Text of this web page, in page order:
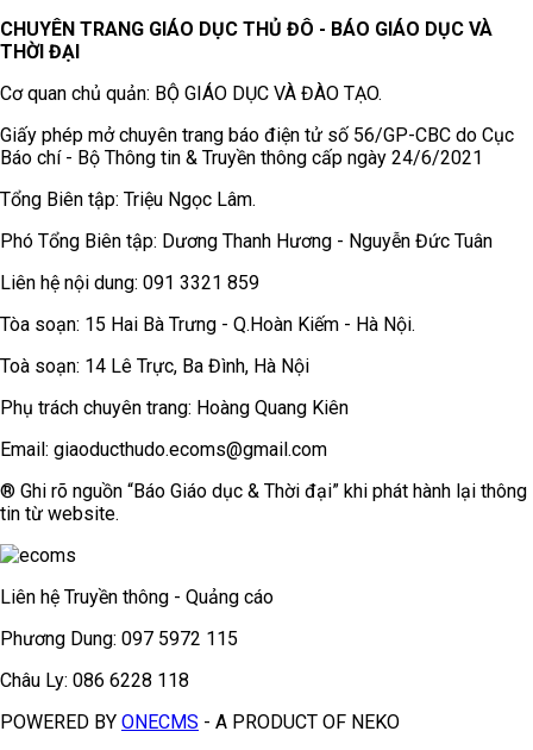
CHUYÊN TRANG GIÁO DỤC THỦ ĐÔ - BÁO GIÁO DỤC VÀ
THỜI ĐẠI
Cơ quan chủ quản: BỘ GIÁO DỤC VÀ ĐÀO TẠO.
Giấy phép mở chuyên trang báo điện tử số 56/GP-CBC do Cục
Báo chí - Bộ Thông tin & Truyền thông cấp ngày 24/6/2021
Tổng Biên tập: Triệu Ngọc Lâm.
Phó Tổng Biên tập: Dương Thanh Hương - Nguyễn Đức Tuân
Liên hệ nội dung: 091 3321 859
Tòa soạn: 15 Hai Bà Trưng - Q.Hoàn Kiếm - Hà Nội.
Toà soạn: 14 Lê Trực, Ba Đình, Hà Nội
Phụ trách chuyên trang: Hoàng Quang Kiên
Email: giaoducthudo.ecoms@gmail.com
® Ghi rõ nguồn “Báo Giáo dục & Thời đại” khi phát hành lại thông
tin từ website.
Liên hệ Truyền thông - Quảng cáo
Phương Dung: 097 5972 115
Châu Ly: 086 6228 118
POWERED BY ONECMS - A PRODUCT OF NEKO